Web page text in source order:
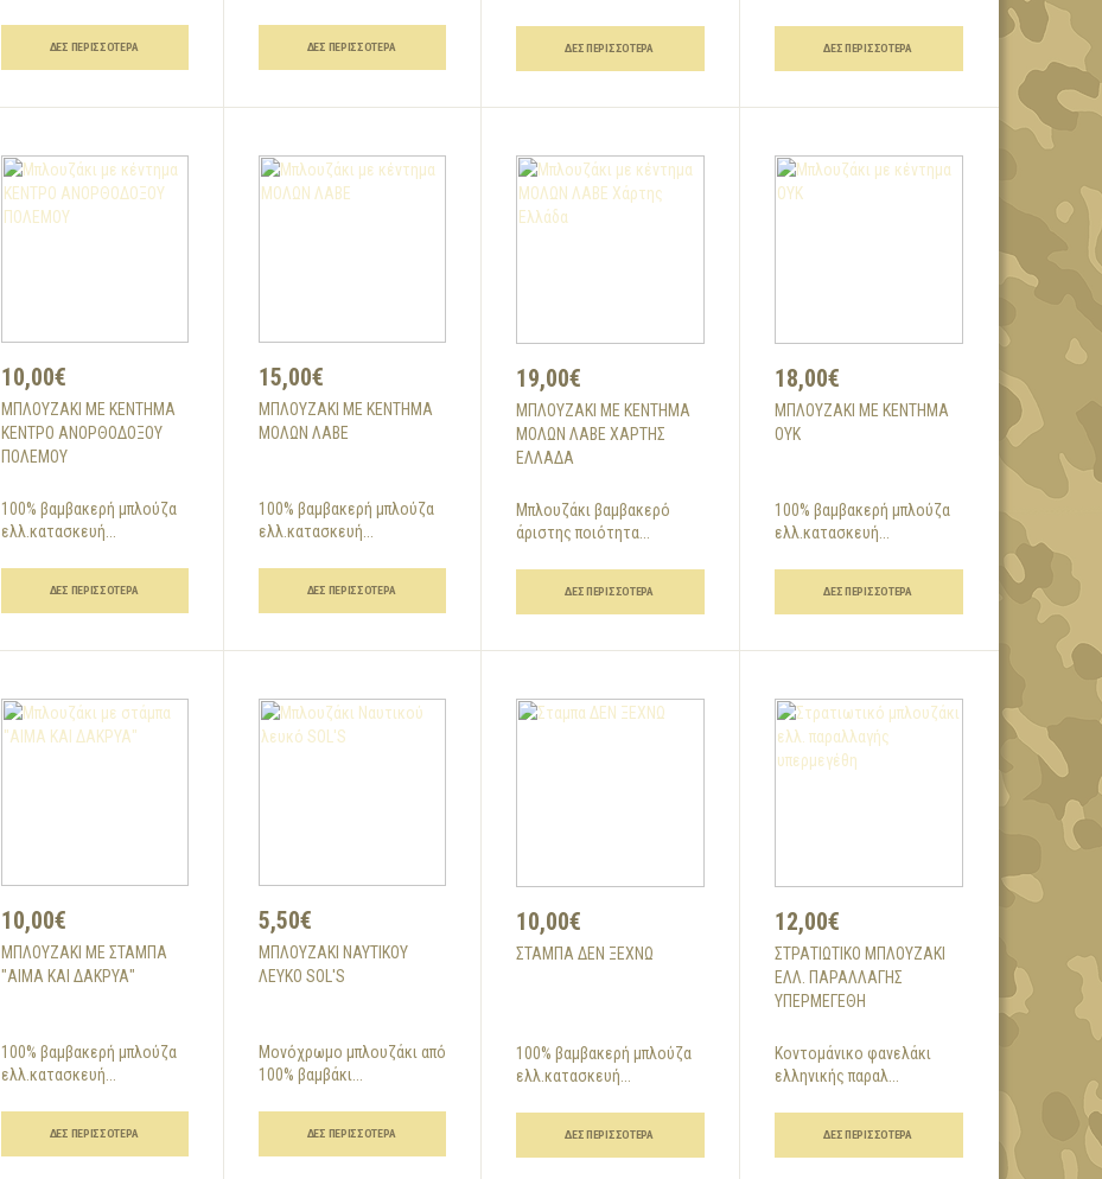
ΔΕΣ ΠΕΡΙΣΣΌΤΕΡΑ ΔΕΣ ΠΕΡΙΣΣΌΤΕΡΑ ΔΕΣ ΠΕΡΙΣΣΌΤΕΡΑ ΔΕΣ ΠΕΡΙΣΣΌΤΕΡΑ
10,00€
ΜΠΛΟΥΖΆΚΙ ΜΕ ΚΈΝΤΗΜΑ
ΚΕΝΤΡΟ ΑΝΟΡΘΟΔΟΞΟΥ
ΠΟΛΕΜΟΥ
100% βαμβακερή μπλούζα
ελλ.κατασκευή...
ΔΕΣ ΠΕΡΙΣΣΌΤΕΡΑ
15,00€
ΜΠΛΟΥΖΆΚΙ ΜΕ ΚΈΝΤΗΜΑ
ΜΟΛΩΝ ΛΑΒΕ
100% βαμβακερή μπλούζα
ελλ.κατασκευή...
ΔΕΣ ΠΕΡΙΣΣΌΤΕΡΑ
19,00€
ΜΠΛΟΥΖΆΚΙ ΜΕ ΚΈΝΤΗΜΑ
ΜΟΛΩΝ ΛΑΒΕ ΧΆΡΤΗΣ
ΕΛΛΆΔΑ
Μπλουζάκι βαμβακερό
άριστης ποιότητα...
ΔΕΣ ΠΕΡΙΣΣΌΤΕΡΑ
18,00€
ΜΠΛΟΥΖΆΚΙ ΜΕ ΚΈΝΤΗΜΑ
ΟΥΚ
100% βαμβακερή μπλούζα
ελλ.κατασκευή...
ΔΕΣ ΠΕΡΙΣΣΌΤΕΡΑ
10,00€
ΜΠΛΟΥΖΆΚΙ ΜΕ ΣΤΆΜΠΑ
"ΑΙΜΑ ΚΑΙ ΔΑΚΡΥΑ"
100% βαμβακερή μπλούζα
ελλ.κατασκευή...
ΔΕΣ ΠΕΡΙΣΣΌΤΕΡΑ
5,50€
ΜΠΛΟΥΖΆΚΙ ΝΑΥΤΙΚΟΎ
ΛΕΥΚΌ SOL'S
Μονόχρωμο μπλουζάκι από
100% βαμβάκι...
ΔΕΣ ΠΕΡΙΣΣΌΤΕΡΑ
10,00€
ΣΤΑΜΠΑ ΔΕΝ ΞΕΧΝΩ
100% βαμβακερή μπλούζα
ελλ.κατασκευή...
ΔΕΣ ΠΕΡΙΣΣΌΤΕΡΑ
12,00€
ΣΤΡΑΤΙΩΤΙΚΌ ΜΠΛΟΥΖΆΚΙ
ΕΛΛ. ΠΑΡΑΛΛΑΓΉΣ
ΥΠΕΡΜΕΓΈΘΗ
Κοντομάνικο φανελάκι
ελληνικής παραλ...
ΔΕΣ ΠΕΡΙΣΣΌΤΕΡΑ